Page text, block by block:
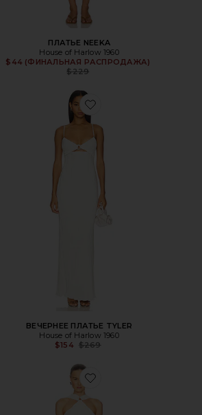
ПЛАТЬЕ NEEKA
House of Harlow 1960
$44 (ФИНАЛЬНАЯ РАСПРОДАЖА)
Previous price:
$229
Favorite ВЕЧЕРНЕЕ ПЛАТЬЕ
ВЕЧЕРНЕЕ ПЛАТЬЕ TYLER
House of Harlow 1960
$154 Previous price:
$269
Favorite ПЛАТЬЕ EM